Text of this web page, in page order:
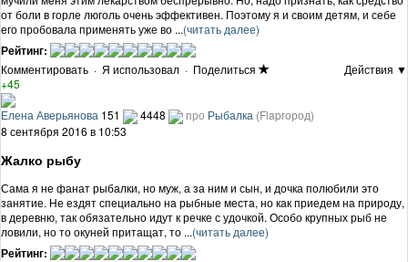
от боли в горле люголь очень эффективен. Поэтому я и своим детям, и себе
его пробовала применять уже во ...(читать далее)
Рейтинг:
Комментировать · Я использовал · Поделиться
Действия ▼
+45
Елена Аверьянова 151 4448 про Рыбалка (Flapгород)
8 сентября 2016 в 10:53
Жалко рыбу
Сама я не фанат рыбалки, но муж, а за ним и сын, и дочка полюбили это
занятие. Не ездят специально на рыбные места, но как приедем на природу,
в деревню, так обязательно идут к речке с удочкой. Особо крупных рыб не
ловили, но то окуней притащат, то ...(читать далее)
Рейтинг: